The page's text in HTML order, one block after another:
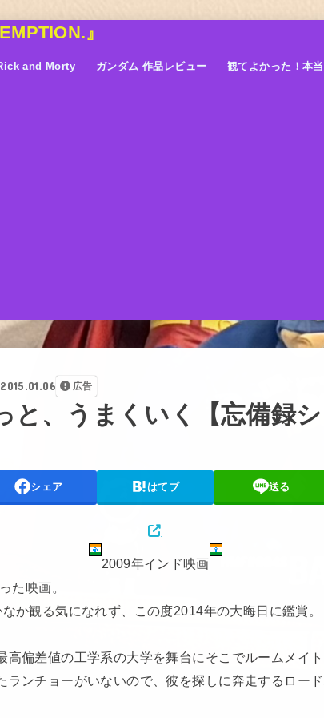
』
and Morty ガンダム 作品レビュー 観てよかった！本
2015.01.06 広告
と、うまくいく【忘備録
シェア はてブ 送る
2009年インド映画
た映画。
か観る気になれず、この度2014年の大晦日に鑑賞。
高偏差値の工学系の大学を舞台にそこでルームメイ
ランチョーがいないので、彼を探しに奔走するロー